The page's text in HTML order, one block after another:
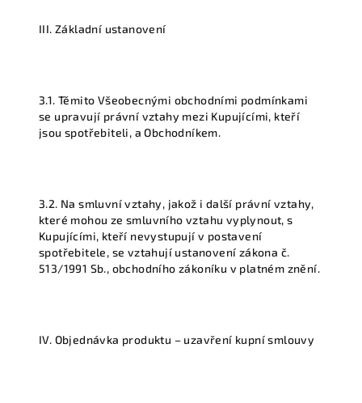
III. Základní ustanovení
3.1. Těmito Všeobecnými obchodními podmínkami
se upravují právní vztahy mezi Kupujícími, kteří
jsou spotřebiteli, a Obchodníkem.
3.2. Na smluvní vztahy, jakož i další právní vztahy,
které mohou ze smluvního vztahu vyplynout, s
Kupujícími, kteří nevystupují v postavení
spotřebitele, se vztahují ustanovení zákona č.
513/1991 Sb., obchodního zákoníku v platném znění.
IV. Objednávka produktu – uzavření kupní smlouvy